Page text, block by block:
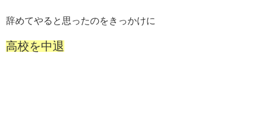
辞めてやると思ったのをきっかけに
高校を中退